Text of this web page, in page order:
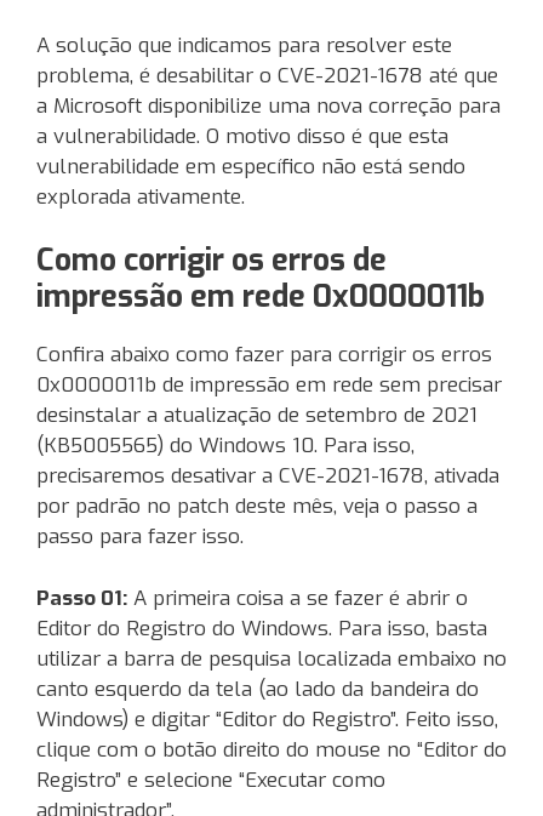
A solução que indicamos para resolver este
problema, é desabilitar o CVE-2021-1678 até que
a Microsoft disponibilize uma nova correção para
a vulnerabilidade. O motivo disso é que esta
vulnerabilidade em específico não está sendo
explorada ativamente.
Como corrigir os erros de
impressão em rede 0x0000011b
Confira abaixo como fazer para corrigir os erros
0x0000011b de impressão em rede sem precisar
desinstalar a atualização de setembro de 2021
(KB5005565) do Windows 10. Para isso,
precisaremos desativar a CVE-2021-1678, ativada
por padrão no patch deste mês, veja o passo a
passo para fazer isso.
Passo 01: A primeira coisa a se fazer é abrir o
Editor do Registro do Windows. Para isso, basta
utilizar a barra de pesquisa localizada embaixo no
canto esquerdo da tela (ao lado da bandeira do
Windows) e digitar “Editor do Registro”. Feito isso,
clique com o botão direito do mouse no “Editor do
Registro” e selecione “Executar como
administrador”.